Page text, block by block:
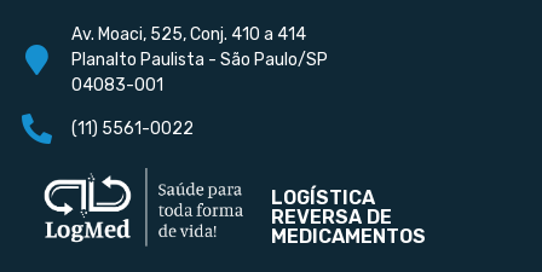
Av. Moaci, 525, Conj. 410 a 414
Planalto Paulista - São Paulo/SP
04083-001
(11) 5561-0022
LOGÍSTICA
REVERSA DE
MEDICAMENTOS